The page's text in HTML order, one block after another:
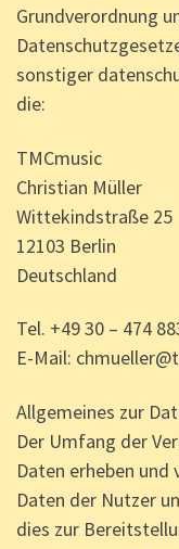
Grundverordnung
sonstiger
die:
TMCmusic
Christian Müller
Wittekindstraße 25
12103 Berlin
Deutschland
Tel. +49 30 – 474
E-Mail:
Allgemeines zur
Der Umfang der
Daten erheben und
Daten der Nutzer
dies zur